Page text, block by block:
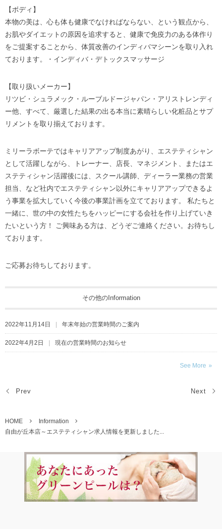
【ボディ】
本物の美は、心も体も健康でなければならない、という観点から、
お肌やダイエットの原因を追求すると、健康で免疫力のある体作り
をご提案することから、体質改善のインディバマシーンを取り入れ
ております。・インディバ・デトックスマッサージ
【取り扱いメーカー】
リツビ・シュラメック・ルーブルドージャパン・アリストレンディ
ー他、すべて、厳選した結果の出る本当に素晴らしい化粧品とサプ
リメントを取り揃えております。
ミリーラボーテではキャリアアップ制度あがり、エステティシャン
として活躍しながら、トレーナー、店長、マネジメント、またはエ
ステティシャン活躍後には、スクール講師、ディーラー業務の営業
担当、など社内でエステティシャン以外にキャリアアップできるよ
う事業を拡大していく今後の事業計画を立てております。 私たちと
一緒に、世の中の女性たちをハッピーにする会社を作り上げていき
たいという方！ ご興味ある方は、どうぞご連絡ください。お待ちし
ております。
ご応募お待ちしております。
その他のInformation
2022年11月14日 年末年始の営業時間のご案内
2022年4月2日 現在の営業時間のお知らせ
See More
Prev Next
HOME
Information
自由が丘本店～エステティシャン求人情報を更新しました...